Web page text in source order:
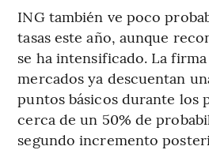
ING también ve poco
tasas este año, aunque
se ha intensificado. La
mercados ya descuentan
puntos básicos durante los
cerca de un 50% de
segundo incremento